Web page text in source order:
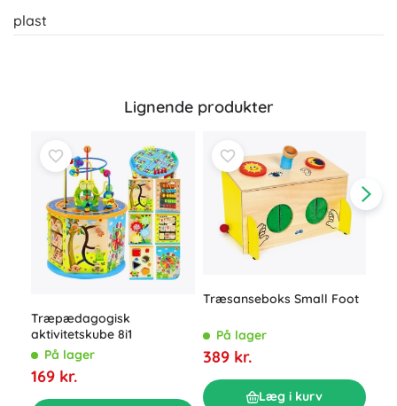
plast
Lignende produkter
Træpædagogisk
aktivitetskube 8i1
På lager
169 kr.
Træsanseboks Small Foot
På lager
389 kr.
Læg i kurv